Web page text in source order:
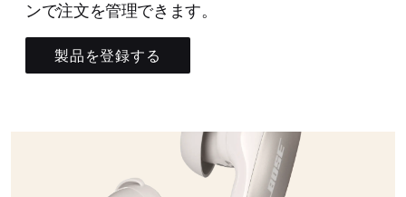
ンで注文を管理できます。
製品を登録する